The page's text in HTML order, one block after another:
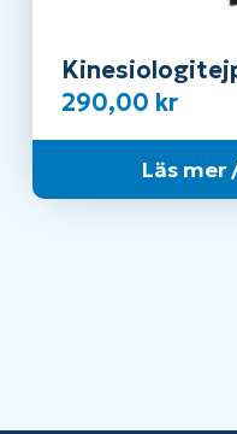
290,00 kr
Läs mer